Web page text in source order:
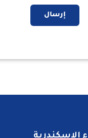
إرسال
الاسكندرية